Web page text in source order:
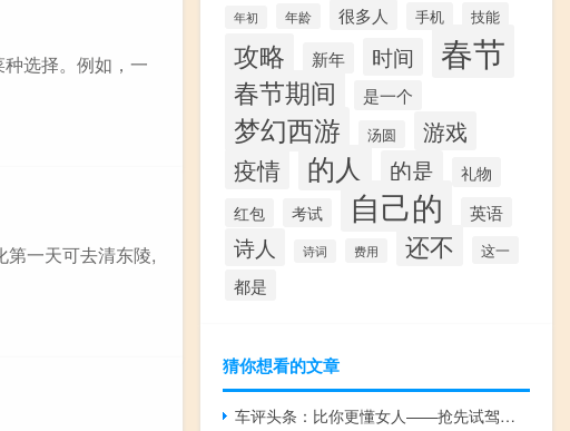
选择。例如，一
第一天可去清东陵,
年初 年龄 很多人 手机 技能
攻略 新年 时间 春节
春节期间 是一个
梦幻西游 汤圆 游戏
疫情 的人 的是 礼物
红包 考试 自己的 英语
诗人 诗词 费用 还不 这一
都是
猜你想看的文章
车评头条：比你更懂女人——抢先试驾法式豪华SUV DS7